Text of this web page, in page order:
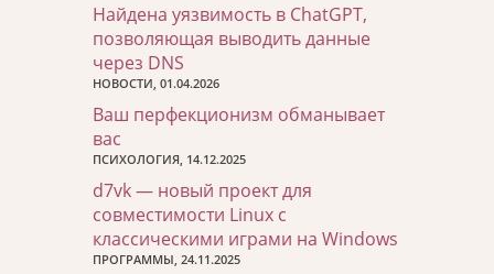
Найдена уязвимость в ChatGPT,
позволяющая выводить данные
через DNS
НОВОСТИ, 01.04.2026
Ваш перфекционизм обманывает
вас
ПСИХОЛОГИЯ, 14.12.2025
d7vk — новый проект для
совместимости Linux с
классическими играми на Windows
ПРОГРАММЫ, 24.11.2025